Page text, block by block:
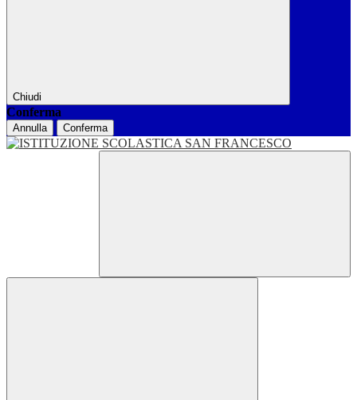
Chiudi
Conferma
Annulla Conferma